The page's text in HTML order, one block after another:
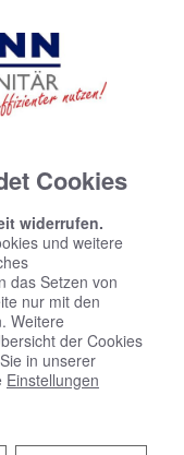
Cookies
widerrufen.
und weitere
das Setzen von
nur mit den
Weitere
der Cookies
in unserer
Einstellungen